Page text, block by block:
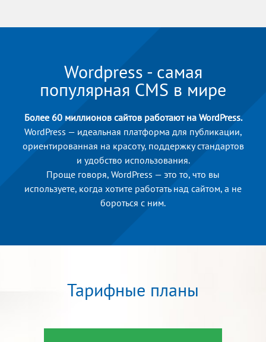
Wordpress - cамая
популярная CMS в мире
Более 60 миллионов сайтов работают на WordPress.
WordPress — идеальная платформа для публикации,
ориентированная на красоту, поддержку стандартов
и удобство использования.
Проще говоря, WordPress — это то, что вы
используете, когда хотите работать над сайтом, а не
бороться с ним.
Тарифные планы